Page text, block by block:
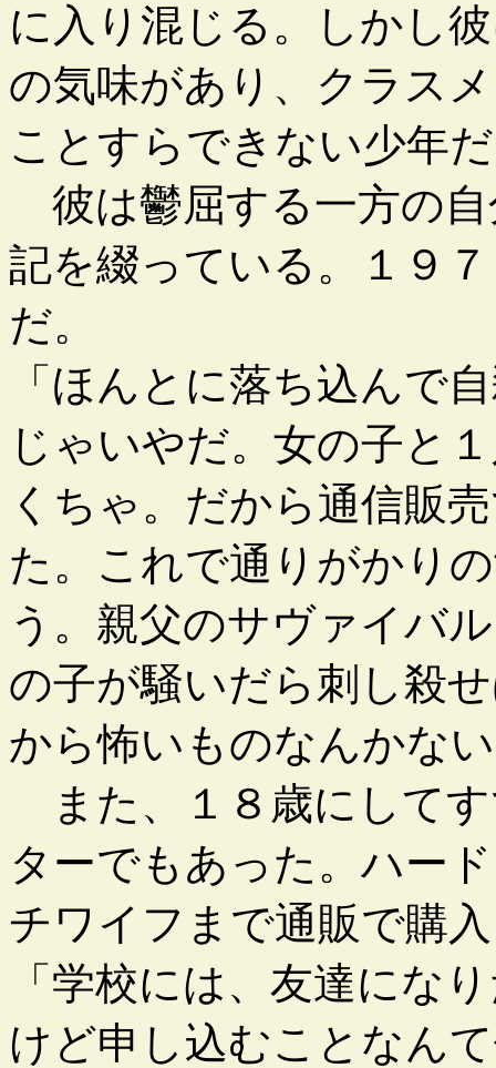
に入り混じる。しかし
の気味があり、クラス
ことすらできない少年
彼は鬱屈する一方の
記を綴っている。１９
だ。
「ほんとに落ち込んで
じゃいやだ。女の子と
くちゃ。だから通信販
た。これで通りがかり
う。親父のサヴァイバ
の子が騒いだら刺し殺
から怖いものなんかな
また、１８歳にして
ターでもあった。ハー
チワイフまで通販で購
「学校には、友達にな
けど申し込むことなん